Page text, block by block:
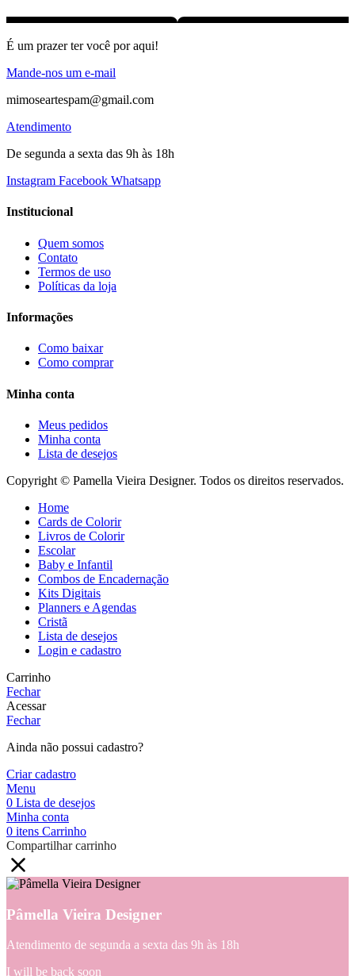
É um prazer ter você por aqui!
Mande-nos um e-mail
mimoseartespam@gmail.com
Atendimento
De segunda a sexta das 9h às 18h
Instagram Facebook Whatsapp
Institucional
Quem somos
Contato
Termos de uso
Políticas da loja
Informações
Como baixar
Como comprar
Minha conta
Meus pedidos
Minha conta
Lista de desejos
Copyright © Pamella Vieira Designer. Todos os direitos reservados.
Home
Cards de Colorir
Livros de Colorir
Escolar
Baby e Infantil
Combos de Encadernação
Kits Digitais
Planners e Agendas
Cristã
Lista de desejos
Login e cadastro
Carrinho
Fechar
Acessar
Fechar
Ainda não possui cadastro?
Criar cadastro
Menu
0 Lista de desejos
Minha conta
0 itens Carrinho
Compartilhar carrinho
Pâmella Vieira Designer
Atendimento de segunda a sexta das 9h às 18h
I will be back soon